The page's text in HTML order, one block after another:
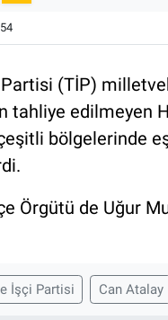
(TİP)
tahliye edilmeyen
bölgelerinde
Örgütü de Uğur
İşçi Partisi Can Atalay